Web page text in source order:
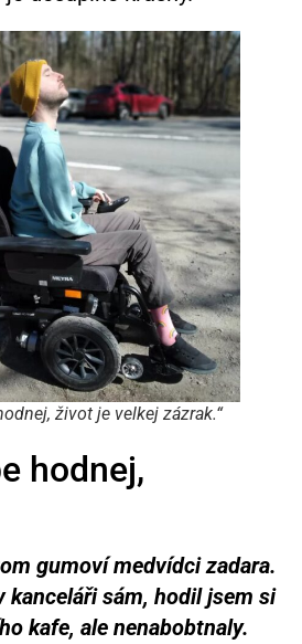
život je velkej zázrak.“
hodnej,
gumoví medvídci zadara.
kanceláři sám, hodil jsem si
kafe, ale nenabobtnaly.